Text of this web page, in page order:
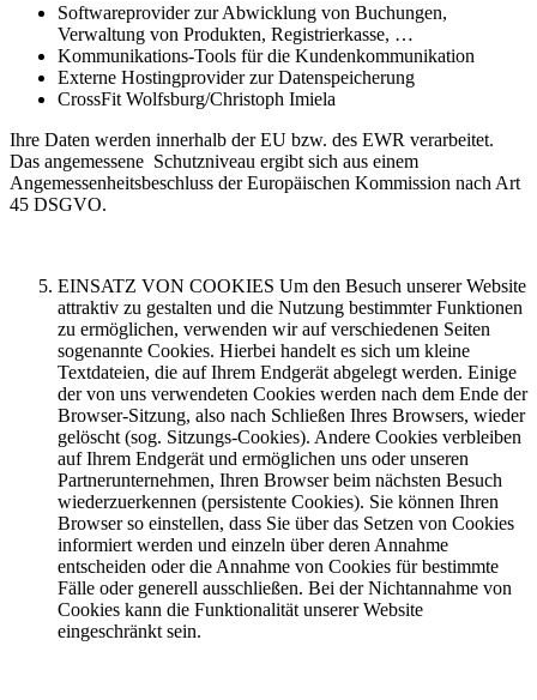
Softwareprovider zur Abwicklung von Buchungen,
Verwaltung von Produkten, Registrierkasse, …
Kommunikations-Tools für die Kundenkommunikation
Externe Hostingprovider zur Datenspeicherung
CrossFit Wolfsburg/Christoph Imiela
Ihre Daten werden innerhalb der EU bzw. des EWR verarbeitet.
Das angemessene Schutzniveau ergibt sich aus einem
Angemessenheitsbeschluss der Europäischen Kommission nach Art
45 DSGVO.
EINSATZ VON COOKIES Um den Besuch unserer Website
attraktiv zu gestalten und die Nutzung bestimmter Funktionen
zu ermöglichen, verwenden wir auf verschiedenen Seiten
sogenannte Cookies. Hierbei handelt es sich um kleine
Textdateien, die auf Ihrem Endgerät abgelegt werden. Einige
der von uns verwendeten Cookies werden nach dem Ende der
Browser-Sitzung, also nach Schließen Ihres Browsers, wieder
gelöscht (sog. Sitzungs-Cookies). Andere Cookies verbleiben
auf Ihrem Endgerät und ermöglichen uns oder unseren
Partnerunternehmen, Ihren Browser beim nächsten Besuch
wiederzuerkennen (persistente Cookies). Sie können Ihren
Browser so einstellen, dass Sie über das Setzen von Cookies
informiert werden und einzeln über deren Annahme
entscheiden oder die Annahme von Cookies für bestimmte
Fälle oder generell ausschließen. Bei der Nichtannahme von
Cookies kann die Funktionalität unserer Website
eingeschränkt sein.